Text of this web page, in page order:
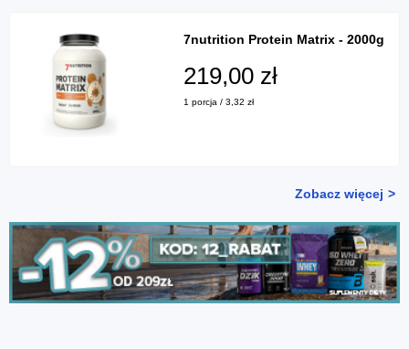
7nutrition Protein Matrix - 2000g
219,00 zł
1 porcja / 3,32 zł
Zobacz więcej